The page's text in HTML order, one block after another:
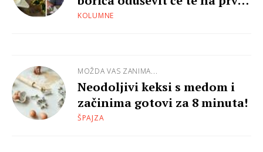
pogled
KOLUMNE
MOŽDA VAS ZANIMA...
Neodoljivi keksi s medom i
začinima gotovi za 8 minuta!
ŠPAJZA